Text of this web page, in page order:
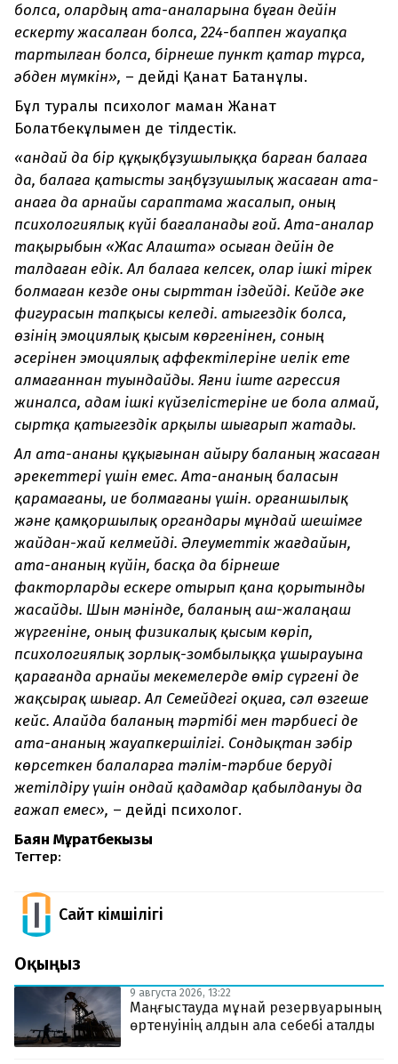
болса, олардың ата-аналарына бұған дейін
ескерту жасалған болса, 224-баппен жауапқа
тартылған болса, бірнеше пункт қатар тұрса,
әбден мүмкін», – дейді Қанат Батанұлы.
Бұл туралы психолог маман Жанат
Болатбекұлымен де тілдестік.
«Қандай да бір құқықбұзушылыққа барған балаға
да, балаға қатысты заңбұзушылық жасаған ата-
анаға да арнайы сараптама жасалып, оның
психологиялық күйі бағаланады ғой. Ата-аналар
тақырыбын «Жас Алашта» осыған дейін де
талдаған едік. Ал балаға келсек, олар ішкі тірек
болмаған кезде оны сырттан іздейді. Кейде әке
фигурасын тапқысы келеді. Қатыгездік болса,
өзінің эмоциялық қысым көргенінен, соның
әсерінен эмоциялық аффектілеріне иелік ете
алмағаннан туындайды. Яғни іште агрессия
жиналса, адам ішкі күйзелістеріне ие бола алмай,
сыртқа қатыгездік арқылы шығарып жатады.
Ал ата-ананы құқығынан айыру баланың жасаған
әрекеттері үшін емес. Ата-ананың баласын
қарамағаны, ие болмағаны үшін. Қорғаншылық
және қамқоршылық органдары мұндай шешімге
жайдан-жай келмейді. Әлеуметтік жағдайын,
ата-ананың күйін, басқа да бірнеше
факторларды ескере отырып қана қорытынды
жасайды. Шын мәнінде, баланың аш-жалаңаш
жүргеніне, оның физикалық қысым көріп,
психологиялық зорлық-зомбылыққа ұшырауына
қарағанда арнайы мекемелерде өмір сүргені де
жақсырақ шығар. Ал Семейдегі оқиға, сәл өзгеше
кейс. Алайда баланың тәртібі мен тәрбиесі де
ата-ананың жауапкершілігі. Сондықтан зәбір
көрсеткен балаларға тәлім-тәрбие беруді
жетілдіру үшін ондай қадамдар қабылдануы да
ғажап емес», – дейді психолог.
Баян Мұратбекқызы
Тегтер:
Сайт Әкімшілігі
Оқыңыз
9 августа 2026, 13:22
Маңғыстауда мұнай резервуарының
өртенуінің алдын ала себебі аталды